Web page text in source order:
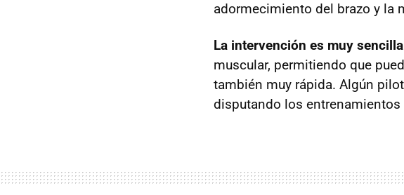
adormecimiento del brazo y la
La intervención es muy sencilla
muscular, permitiendo que
también muy rápida. Algún
disputando los entrenamientos